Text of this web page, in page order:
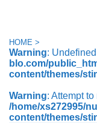
HOME >
Warning:
blo.com/
content/themes/
Warning: Attempt
/home/xs272995/
content/themes/